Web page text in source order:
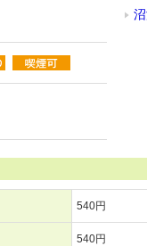
540円
540円